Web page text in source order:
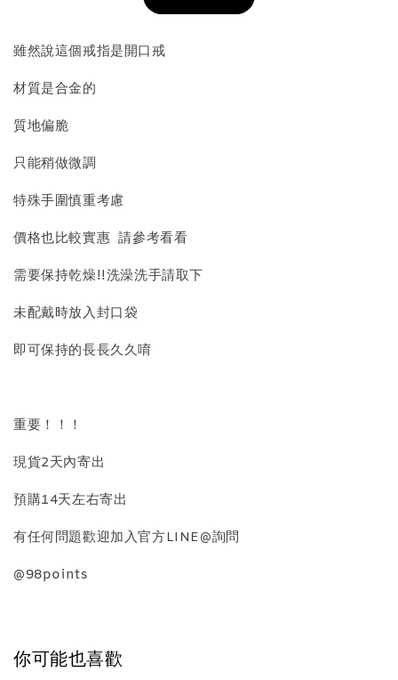
質感飾品收納盒
飾品禮物盒加價購
雖然說這個戒指是開口戒
材質是合金的
質地偏脆
只能稍做微調
特殊手圍慎重考慮
價格也比較實惠 請參考看看
需要保持乾燥!!洗澡洗手請取下
未配戴時放入封口袋
即可保持的長長久久唷
重要！！！
現貨2天內寄出
預購14天左右寄出
有任何問題歡迎加入官方LINE@詢問
@98points
你可能也喜歡